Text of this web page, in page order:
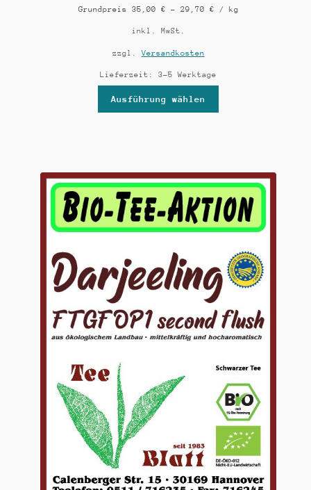
Grundpreis 35,00 € – 29,70 € / kg
inkl. MwSt.
zzgl.Versandkosten
Lieferzeit: 3-5 Werktage
Ausführung wählen